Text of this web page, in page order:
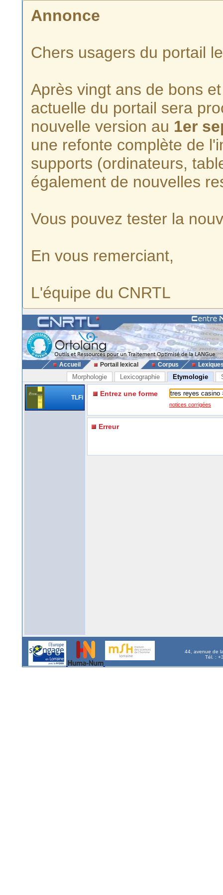
Annonce
Chers usagers du portail
Après vingt ans de bons
actuelle du portail sera
nouvelle version au 1er
une refonte complète de
supports (ordinateurs,
également de nouvelles
Vous pouvez tester la
En vous remerciant,
L'équipe du CNRTL
Accueil Portail lexical Corpus
Morphologie Lexicographie Etymologie
TLFi Entrez une forme
notices corrigées
Erreur
44, avenue de
Tél. :